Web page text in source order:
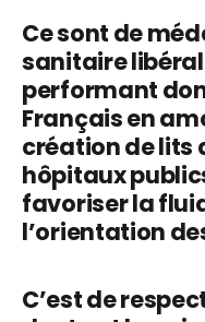
Ce sont de
sanitaire
performant
Français en
création de lits
hôpitaux
favoriser la
l’orientation
C’est de